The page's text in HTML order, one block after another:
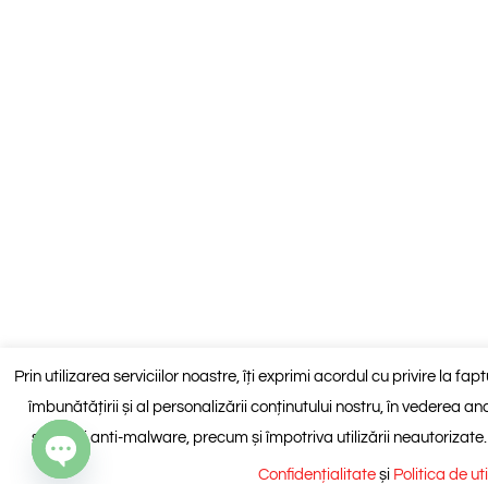
Prin utilizarea serviciilor noastre, îți exprimi acordul cu privire la
îmbunătățirii și al personalizării conținutului nostru, în vederea
spam și anti-malware, precum și împotriva utilizării
Confidențialitateși Politica de